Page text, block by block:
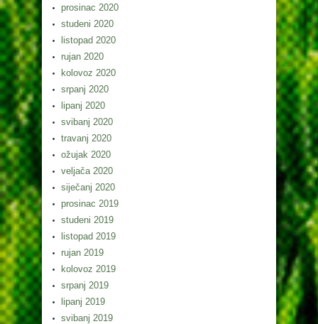
prosinac 2020
studeni 2020
listopad 2020
rujan 2020
kolovoz 2020
srpanj 2020
lipanj 2020
svibanj 2020
travanj 2020
ožujak 2020
veljača 2020
siječanj 2020
prosinac 2019
studeni 2019
listopad 2019
rujan 2019
kolovoz 2019
srpanj 2019
lipanj 2019
svibanj 2019